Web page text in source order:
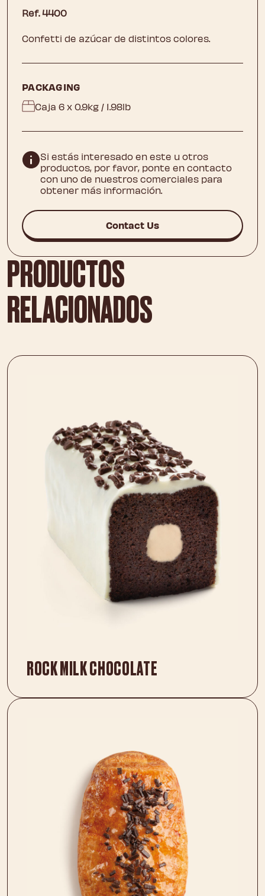
Ref. 4400
Confetti de azúcar de distintos colores.
PACKAGING
Caja 6 x 0.9kg / 1.98lb
Si estás interesado en este u otros
productos, por favor, ponte en contacto
con uno de nuestros comerciales para
obtener más información.
Contact Us
PRODUCTOS
RELACIONADOS
ROCK MILK CHOCOLATE